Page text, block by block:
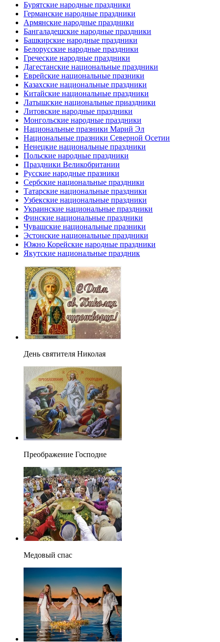
Бурятские народные праздники
Германские народные праздники
Армянские народные праздники
Бангаладешские народные праздники
Башкирские народные праздники
Белорусские народные праздники
Греческие народные праздники
Дагестанские национальные праздники
Еврейские национальные празники
Казахские национальные праздники
Китайские национальные праздники
Латышские национальные приаздники
Литовские народные праздники
Монгольские народные праздники
Национальные празники Марий Эл
Национальные празники Северной Осетии
Ненецкие национальные праздники
Польские народные праздники
Праздники Великобритании
Русские народные празники
Сербские национальные праздники
Татарские национальные праздники
Узбекские национальные праздники
Украинские национальные праздники
Финские национальные праздники
Чувашские национальные празники
Эстонские национальные праздники
Южно Корейские народные праздники
Якутские национальные праздник
День святителя Николая
Преображение Господне
Медовый спас